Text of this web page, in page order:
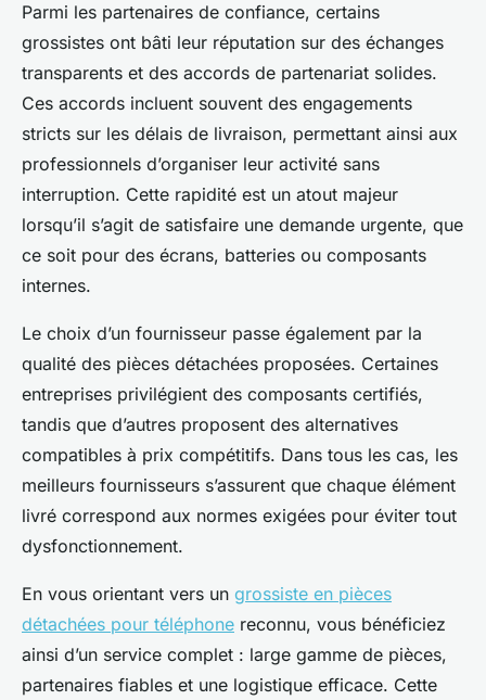
Parmi les partenaires de confiance, certains
grossistes ont bâti leur réputation sur des échanges
transparents et des accords de partenariat solides.
Ces accords incluent souvent des engagements
stricts sur les délais de livraison, permettant ainsi aux
professionnels d’organiser leur activité sans
interruption. Cette rapidité est un atout majeur
lorsqu’il s’agit de satisfaire une demande urgente, que
ce soit pour des écrans, batteries ou composants
internes.
Le choix d’un fournisseur passe également par la
qualité des pièces détachées proposées. Certaines
entreprises privilégient des composants certifiés,
tandis que d’autres proposent des alternatives
compatibles à prix compétitifs. Dans tous les cas, les
meilleurs fournisseurs s’assurent que chaque élément
livré correspond aux normes exigées pour éviter tout
dysfonctionnement.
En vous orientant vers un grossiste en pièces
détachées pour téléphone reconnu, vous bénéficiez
ainsi d’un service complet : large gamme de pièces,
partenaires fiables et une logistique efficace. Cette